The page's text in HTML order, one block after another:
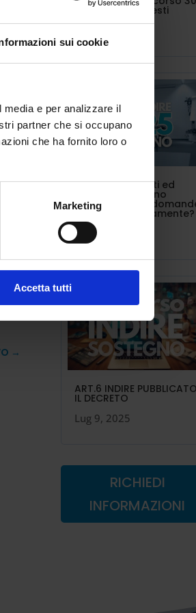
sui cookie
e per analizzare il
partner che si occupano
che ha fornito loro o
Marketing
Accetta tutti
e
→
CFU vanno richiesti
INDIRE triennalisti ed
estero. Si possono
presentare più
contemporaneamente?
Lug 10, 2025
ART.6 INDIRE PUBBLICATO
IL DECRETO
Lug 9, 2025
RICHIEDI
INFORMAZIONI